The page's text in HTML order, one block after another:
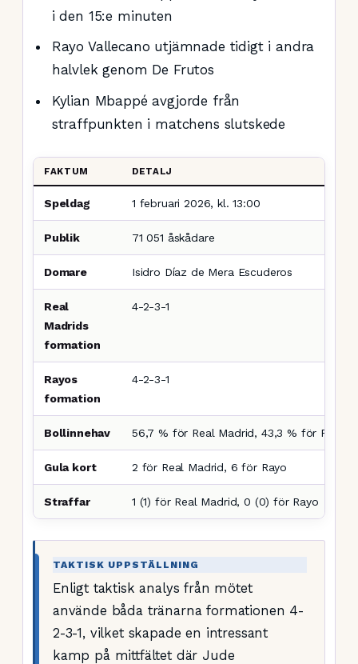
i den 15:e minuten
Rayo Vallecano utjämnade tidigt i andra
halvlek genom De Frutos
Kylian Mbappé avgjorde från
straffpunkten i matchens slutskede
FAKTUM DETALJ
Speldag 1 februari 2026, kl. 13:00
Publik 71 051 åskådare
Domare Isidro Díaz de Mera Escuderos
Real
Madrids
formation
4-2-3-1
Rayos
formation
4-2-3-1
Bollinnehav 56,7 % för Real Madrid, 43,3 % för Rayo
Gula kort 2 för Real Madrid, 6 för Rayo
Straffar 1 (1) för Real Madrid, 0 (0) för Rayo
TAKTISK UPPSTÄLLNING
Enligt taktisk analys från mötet
använde båda tränarna formationen 4-
2-3-1, vilket skapade en intressant
kamp på mittfältet där Jude